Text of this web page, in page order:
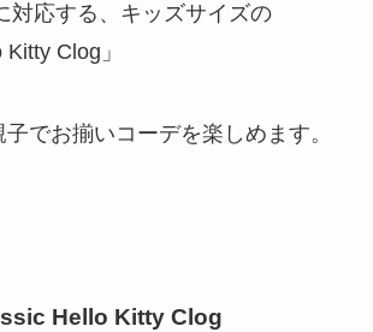
対応する、キッズサイズの
Kitty Clog」
でお揃いコーデを楽しめます。
Hello Kitty Clog